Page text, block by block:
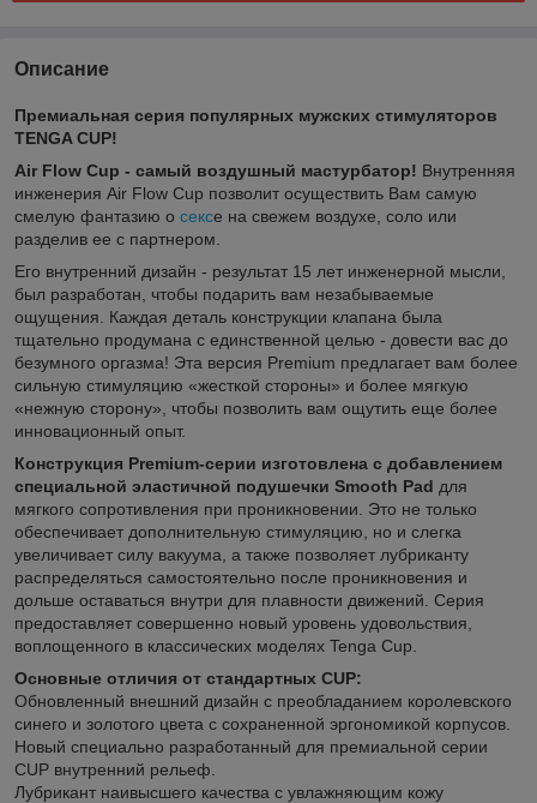
Описание
Премиальная серия популярных мужских стимуляторов
TENGA CUP!
Air Flow Cup - cамый воздушный мастурбатор! Внутренняя
инженерия Air Flow Cup позволит осуществить Вам самую
смелую фантазию о сексе на свежем воздухе, соло или
разделив ее с партнером.
Его внутренний дизайн - результат 15 лет инженерной мысли,
был разработан, чтобы подарить вам незабываемые
ощущения. Каждая деталь конструкции клапана была
тщательно продумана с единственной целью - довести вас до
безумного оргазма! Эта версия Premium предлагает вам более
сильную стимуляцию «жесткой стороны» и более мягкую
«нежную сторону», чтобы позволить вам ощутить еще более
инновационный опыт.
Конструкция Premium-серии изготовлена с добавлением
специальной эластичной подушечки Smooth Pad для
мягкого сопротивления при проникновении. Это не только
обеспечивает дополнительную стимуляцию, но и слегка
увеличивает силу вакуума, а также позволяет лубриканту
распределяться самостоятельно после проникновения и
дольше оставаться внутри для плавности движений. Серия
предоставляет совершенно новый уровень удовольствия,
воплощенного в классических моделях Tenga Cup.
Основные отличия от стандартных CUP:
Обновленный внешний дизайн с преобладанием королевского
синего и золотого цвета с сохраненной эргономикой корпусов.
Новый специально разработанный для премиальной серии
CUP внутренний рельеф.
Лубрикант наивысшего качества с увлажняющим кожу